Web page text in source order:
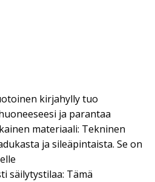
kirjahylly tuo
ja parantaa
materiaali: Tekninen
ja sileäpintaista. Se on
säilytystilaa: Tämä